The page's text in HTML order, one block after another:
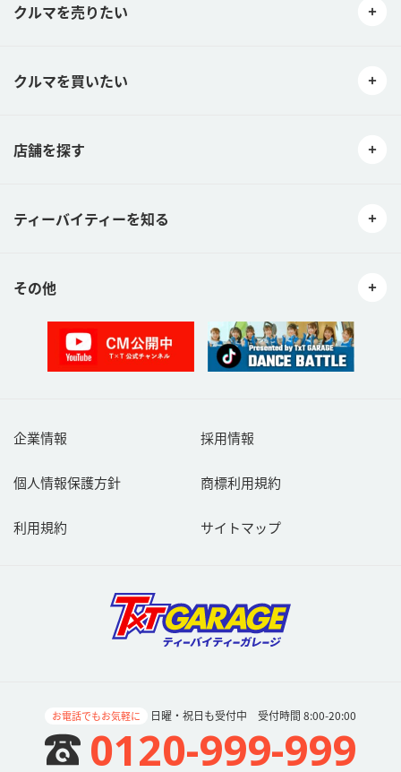
お電話でもお気軽に 日曜・祝日も受付中 受付時間 8:00-20:00
0120-999-999
クルマを売りたい
クルマを買いたい
店舗を探す
ティーバイティーを知る
その他
企業情報 採用情報
個人情報保護方針 商標利用規約
利用規約 サイトマップ